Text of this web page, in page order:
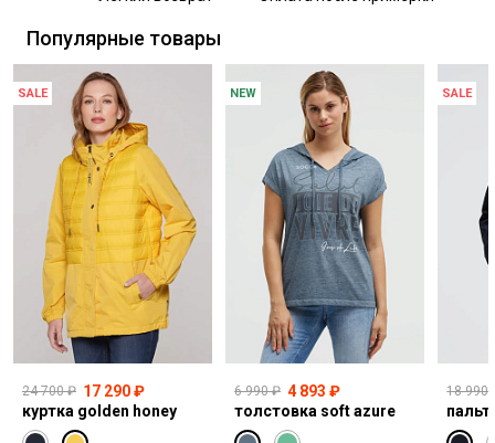
Популярные товары
SALE
24 700 ₽ 17 290 ₽
куртка golden honey
NEW
6 990 ₽ 4 893 ₽
толстовка soft azure
SALE
18 990